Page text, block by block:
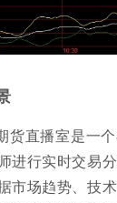
货直播室是一
进行实时交易
市场趋势、技